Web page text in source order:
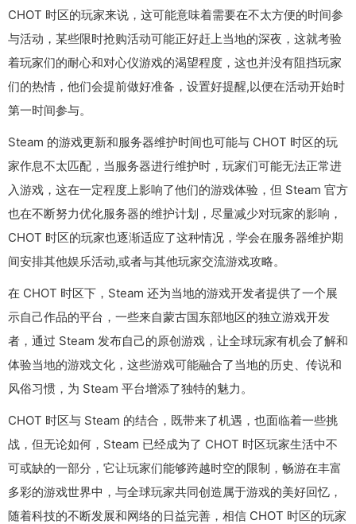
CHOT 时区的玩家来说，这可能意味着需要在不太方便的时间参
与活动，某些限时抢购活动可能正好赶上当地的深夜，这就考验
着玩家们的耐心和对心仪游戏的渴望程度，这也并没有阻挡玩家
们的热情，他们会提前做好准备，设置好提醒,以便在活动开始时
第一时间参与。
Steam 的游戏更新和服务器维护时间也可能与 CHOT 时区的玩
家作息不太匹配，当服务器进行维护时，玩家们可能无法正常进
入游戏，这在一定程度上影响了他们的游戏体验，但 Steam 官方
也在不断努力优化服务器的维护计划，尽量减少对玩家的影响，
CHOT 时区的玩家也逐渐适应了这种情况，学会在服务器维护期
间安排其他娱乐活动,或者与其他玩家交流游戏攻略。
在 CHOT 时区下，Steam 还为当地的游戏开发者提供了一个展
示自己作品的平台，一些来自蒙古国东部地区的独立游戏开发
者，通过 Steam 发布自己的原创游戏，让全球玩家有机会了解和
体验当地的游戏文化，这些游戏可能融合了当地的历史、传说和
风俗习惯，为 Steam 平台增添了独特的魅力。
CHOT 时区与 Steam 的结合，既带来了机遇，也面临着一些挑
战，但无论如何，Steam 已经成为了 CHOT 时区玩家生活中不
可或缺的一部分，它让玩家们能够跨越时空的限制，畅游在丰富
多彩的游戏世界中，与全球玩家共同创造属于游戏的美好回忆，
随着科技的不断发展和网络的日益完善，相信 CHOT 时区的玩家